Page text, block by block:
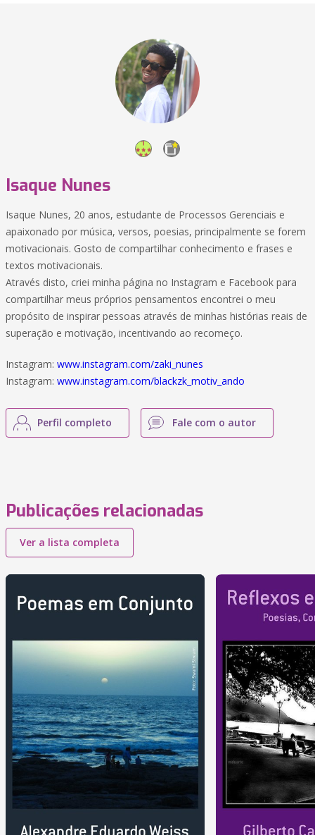
Isaque Nunes
Isaque Nunes, 20 anos, estudante de Processos Gerenciais e
apaixonado por música, versos, poesias, principalmente se forem
motivacionais. Gosto de compartilhar conhecimento e frases e
textos motivacionais.
Através disto, criei minha página no Instagram e Facebook para
compartilhar meus próprios pensamentos encontrei o meu
propósito de inspirar pessoas através de minhas histórias reais de
superação e motivação, incentivando ao recomeço.
Instagram: www.instagram.com/zaki_nunes
Instagram: www.instagram.com/blackzk_motiv_ando
Perfil completo Fale com o autor
Publicações relacionadas
Ver a lista completa